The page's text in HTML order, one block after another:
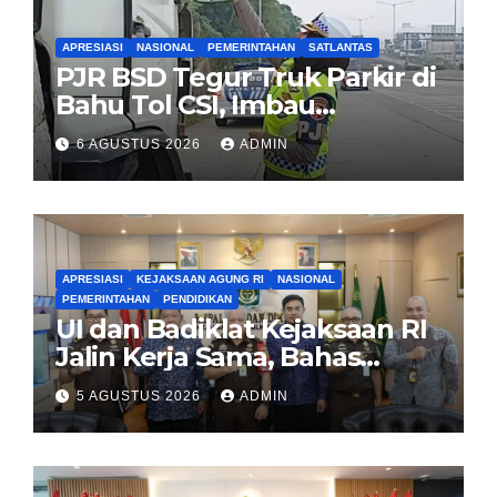
APRESIASI NASIONAL PEMERINTAHAN SATLANTAS
PJR BSD Tegur Truk Parkir di
Bahu Tol CSI, Imbau
Pengendara Tertib
6 AGUSTUS 2026 ADMIN
APRESIASI KEJAKSAAN AGUNG RI
NASIONAL
PEMERINTAHAN
PENDIDIKAN
UI dan Badiklat Kejaksaan RI
Jalin Kerja Sama, Bahas
Pembentukan Pusat Studi
Kajian Kejaksaan
5 AGUSTUS 2026 ADMIN